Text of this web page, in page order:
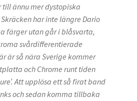
till ännu mer dystopiska
har inte längre Dario
färger utan går i blåsvarta,
svårdifferentierade
är så nära Sverige kommer
och Chrome runt tiden
Att upplösa ett så firat band
och sedan komma tillbaka